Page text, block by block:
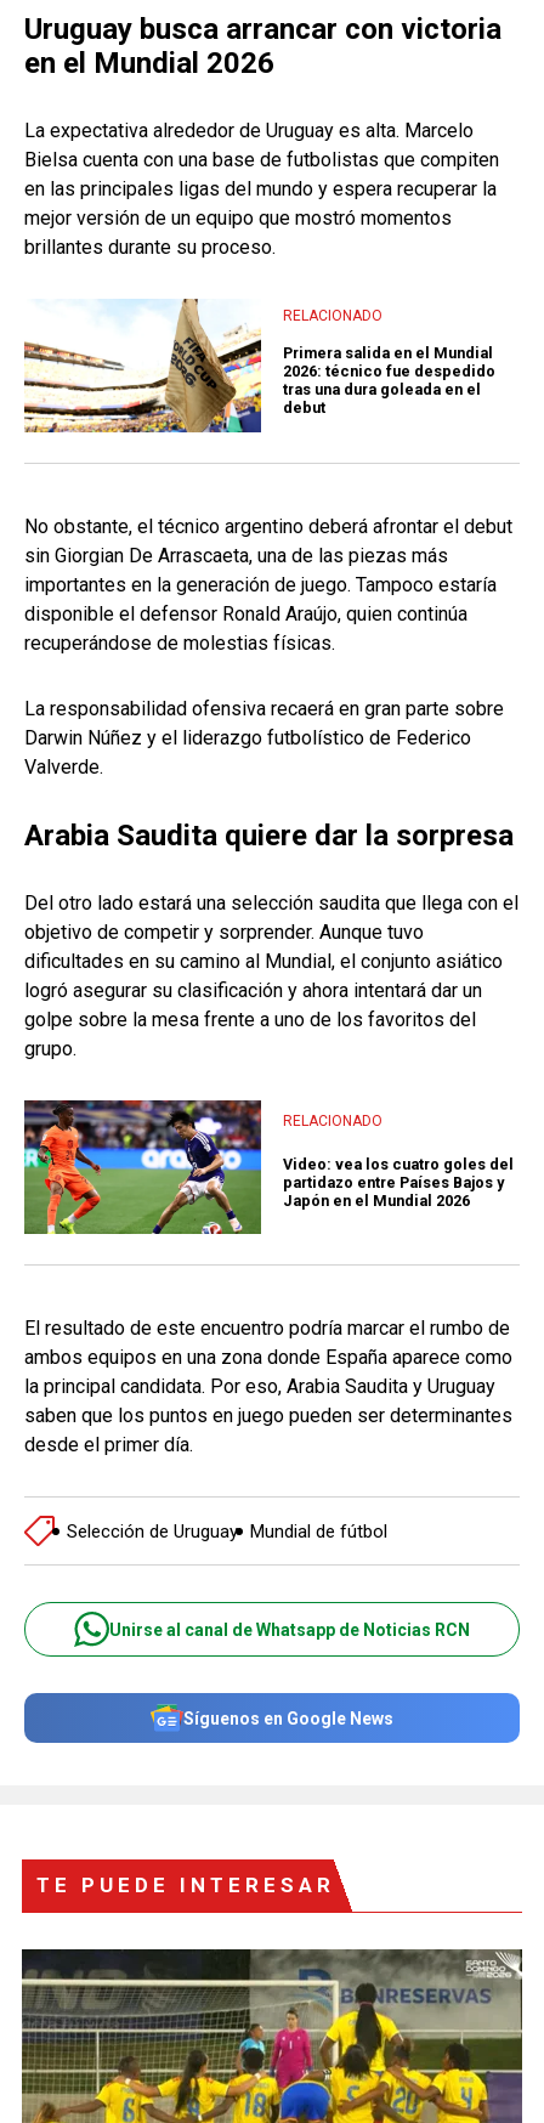
Uruguay busca arrancar con victoria
en el Mundial 2026
La expectativa alrededor de Uruguay es alta. Marcelo
Bielsa cuenta con una base de futbolistas que compiten
en las principales ligas del mundo y espera recuperar la
mejor versión de un equipo que mostró momentos
brillantes durante su proceso.
RELACIONADO
Primera salida en el Mundial
2026: técnico fue despedido
tras una dura goleada en el
debut
No obstante, el técnico argentino deberá afrontar el debut
sin Giorgian De Arrascaeta, una de las piezas más
importantes en la generación de juego. Tampoco estaría
disponible el defensor Ronald Araújo, quien continúa
recuperándose de molestias físicas.
La responsabilidad ofensiva recaerá en gran parte sobre
Darwin Núñez y el liderazgo futbolístico de Federico
Valverde.
Arabia Saudita quiere dar la sorpresa
Del otro lado estará una selección saudita que llega con el
objetivo de competir y sorprender. Aunque tuvo
dificultades en su camino al Mundial, el conjunto asiático
logró asegurar su clasificación y ahora intentará dar un
golpe sobre la mesa frente a uno de los favoritos del
grupo.
RELACIONADO
Video: vea los cuatro goles del
partidazo entre Países Bajos y
Japón en el Mundial 2026
El resultado de este encuentro podría marcar el rumbo de
ambos equipos en una zona donde España aparece como
la principal candidata. Por eso, Arabia Saudita y Uruguay
saben que los puntos en juego pueden ser determinantes
desde el primer día.
Selección de Uruguay Mundial de fútbol
Unirse al canal de Whatsapp de Noticias RCN
Síguenos en Google News
TE PUEDE INTERESAR